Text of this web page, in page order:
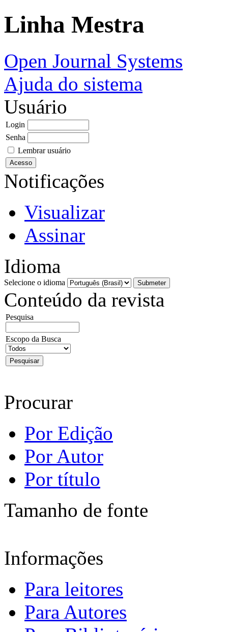
Linha Mestra
Open Journal Systems
Ajuda do sistema
Usuário
Login
Senha
Lembrar usuário
Notificações
Visualizar
Assinar
Idioma
Selecione o idioma
Conteúdo da revista
Pesquisa
Escopo da Busca
Procurar
Por Edição
Por Autor
Por título
Tamanho de fonte
Informações
Para leitores
Para Autores